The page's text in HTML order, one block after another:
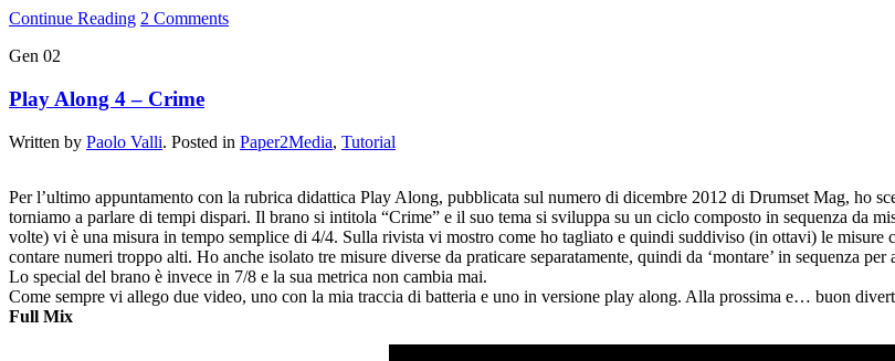
Continue Reading 2 Comments
Gen 02
Play Along 4 – Crime
Written by Paolo Valli. Posted in Paper2Media, Tutorial
Per l’ultimo appuntamento con la rubrica didattica Play Along, pubblicata sul numero di dicembre 2012 di Drumset Mag, ho
torniamo a parlare di tempi dispari. Il brano si intitola “Crime” e il suo tema si sviluppa su un ciclo composto in sequenza da
volte) vi è una misura in tempo semplice di 4/4. Sulla rivista vi mostro come ho tagliato e quindi suddiviso (in ottavi) le
contare numeri troppo alti. Ho anche isolato tre misure diverse da praticare separatamente, quindi da ‘montare’ in sequenza
Lo special del brano è invece in 7/8 e la sua metrica non cambia mai.
Come sempre vi allego due video, uno con la mia traccia di batteria e uno in versione play along. Alla prossima e… buon
Full Mix